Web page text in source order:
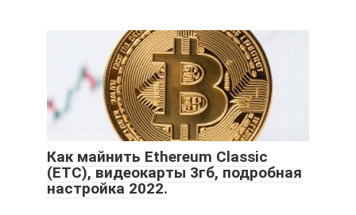
Как майнить Ethereum Classic
(ETC), видеокарты 3гб, подробная
настройка 2022.